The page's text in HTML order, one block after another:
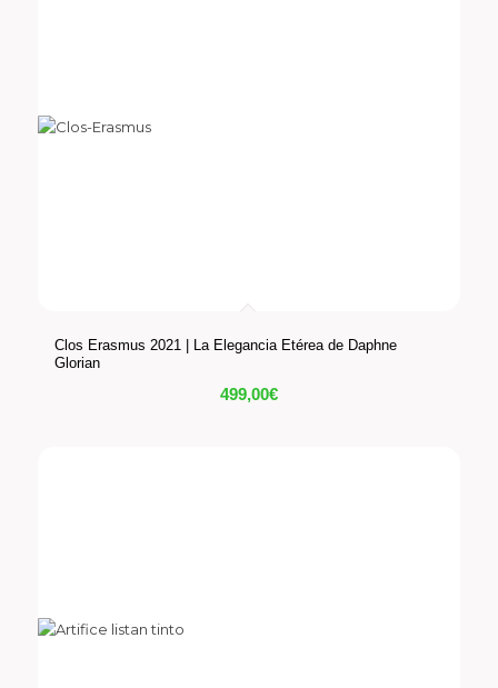
Clos Erasmus 2021 | La Elegancia Etérea de Daphne
Glorian
499,00€